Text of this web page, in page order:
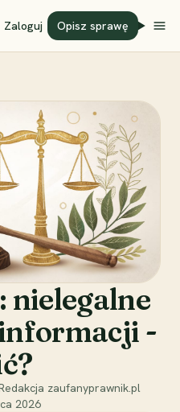
Zaloguj Opisz sprawę
nielegalne
-
zaufanyprawnik.pl
2026